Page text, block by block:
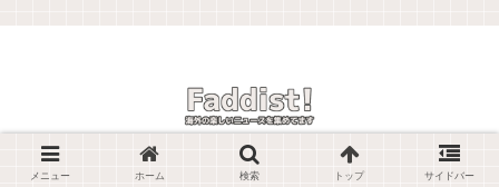
© 2025 Faddist! -海外の楽しいニュースを紹介しています-.
メニュー ホーム 検索 トップ サイドバー